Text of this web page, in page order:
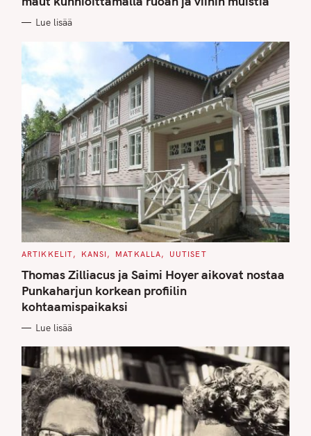
O
I
Lue lisää
C
T
E
G
O
R
I
S
ARTIKKELIT KANSI MATKALLA UUTISET
Thomas Zilliacus ja Saimi Hoyer aikovat nostaa
Punkaharjun korkean profiilin
kohtaamispaikaksi
Lue lisää